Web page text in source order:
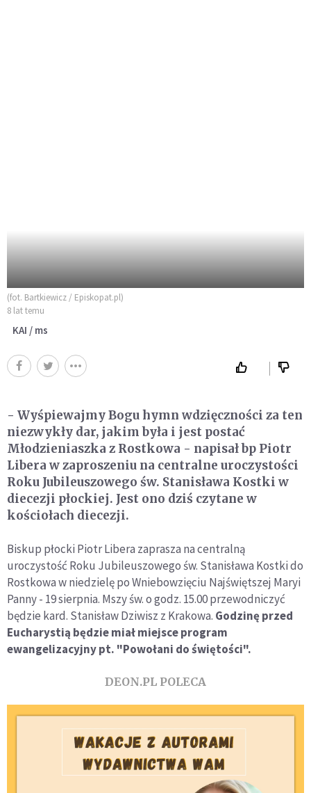
(fot. Bartkiewicz / Episkopat.pl)
8 lat temu
KAI / ms
- Wyśpiewajmy Bogu hymn wdzięczności za ten
niezwykły dar, jakim była i jest postać
Młodzieniaszka z Rostkowa - napisał bp Piotr
Libera w zaproszeniu na centralne uroczystości
Roku Jubileuszowego św. Stanisława Kostki w
diecezji płockiej. Jest ono dziś czytane w
kościołach diecezji.
Biskup płocki Piotr Libera zaprasza na centralną
uroczystość Roku Jubileuszowego św. Stanisława Kostki do
Rostkowa w niedzielę po Wniebowzięciu Najświętszej Maryi
Panny - 19 sierpnia. Mszy św. o godz. 15.00 przewodniczyć
będzie kard. Stanisław Dziwisz z Krakowa. Godzinę przed
Eucharystią będzie miał miejsce program
ewangelizacyjny pt. "Powołani do świętości".
DEON.PL POLECA